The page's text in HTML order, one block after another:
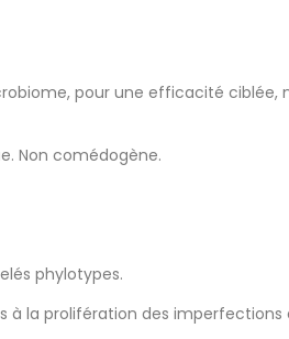
pour une efficacité ciblée,
Non comédogène.
phylotypes.
à la prolifération des imperfections